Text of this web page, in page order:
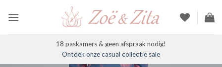
naar
18 paskamers & geen afspraak nodig!
Ontdek onze casual collectie sale